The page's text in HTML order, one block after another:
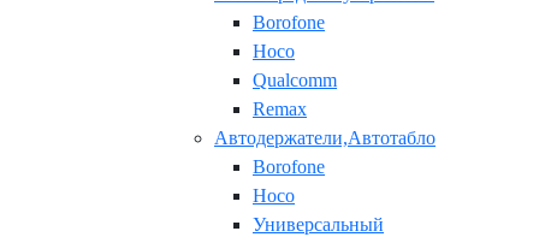
Borofone
Hoco
Qualcomm
Remax
Автодержатели,Автотабло
Borofone
Hoco
Универсальный